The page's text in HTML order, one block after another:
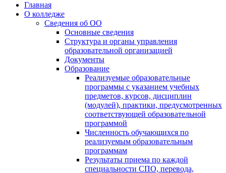
Главная
О колледже
Сведения об ОО
Основные сведения
Структура и органы управления
образовательной организацией
Документы
Образование
Реализуемые образовательные
программы с указанием учебных
предметов, курсов, дисциплин
(модулей), практики, предусмотренных
соответствующей образовательной
программой
Численность обучающихся по
реализуемым образовательным
программам
Результаты приема по каждой
специальности СПО, перевода,